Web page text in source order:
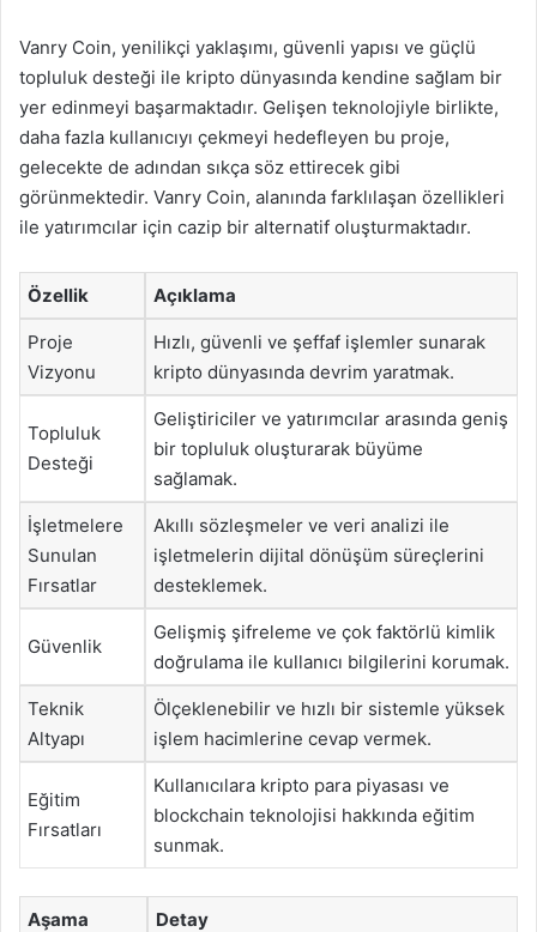
Vanry Coin, yenilikçi yaklaşımı, güvenli yapısı ve güçlü
topluluk desteği ile kripto dünyasında kendine sağlam bir
yer edinmeyi başarmaktadır. Gelişen teknolojiyle birlikte,
daha fazla kullanıcıyı çekmeyi hedefleyen bu proje,
gelecekte de adından sıkça söz ettirecek gibi
görünmektedir. Vanry Coin, alanında farklılaşan özellikleri
ile yatırımcılar için cazip bir alternatif oluşturmaktadır.
Özellik Açıklama
Proje
Vizyonu
Hızlı, güvenli ve şeffaf işlemler sunarak
kripto dünyasında devrim yaratmak.
Topluluk
Desteği
Geliştiriciler ve yatırımcılar arasında geniş
bir topluluk oluşturarak büyüme
sağlamak.
İşletmelere
Sunulan
Fırsatlar
Akıllı sözleşmeler ve veri analizi ile
işletmelerin dijital dönüşüm süreçlerini
desteklemek.
Güvenlik
Gelişmiş şifreleme ve çok faktörlü kimlik
doğrulama ile kullanıcı bilgilerini korumak.
Teknik
Altyapı
Ölçeklenebilir ve hızlı bir sistemle yüksek
işlem hacimlerine cevap vermek.
Eğitim
Fırsatları
Kullanıcılara kripto para piyasası ve
blockchain teknolojisi hakkında eğitim
sunmak.
Aşama Detay